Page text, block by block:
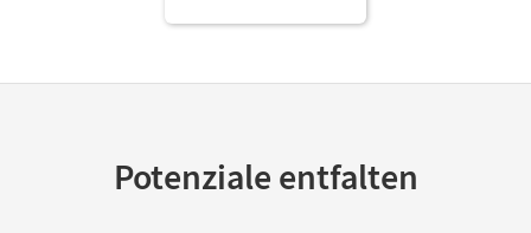
Potenziale entfalten